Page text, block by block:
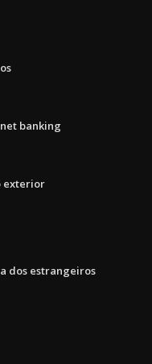
banking
exterior
dos estrangeiros